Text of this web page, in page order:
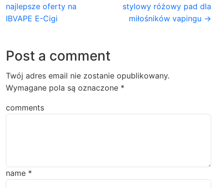
najlepsze oferty na
IBVAPE E-Cigi
stylowy różowy pad dla
miłośników vapingu →
Post a comment
Twój adres email nie zostanie opublikowany.
Wymagane pola są oznaczone *
comments
name *